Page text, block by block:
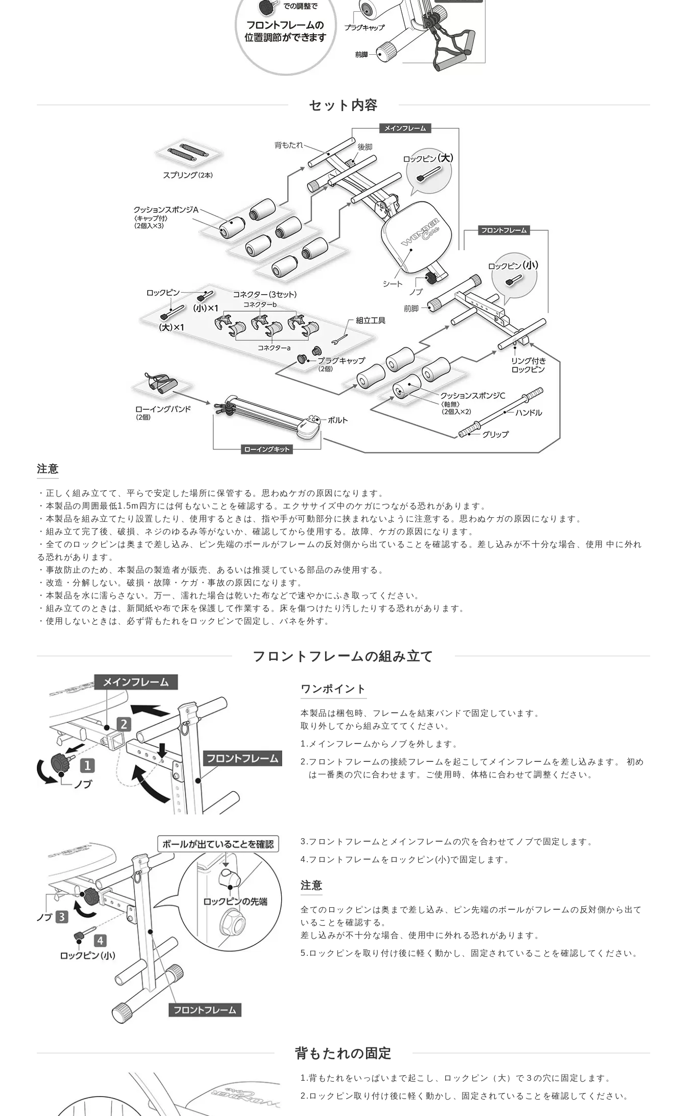
セット内容
注意
・正しく組み立てて、平らで安定した場所に保管する。思わぬケガの原因になります。
・本製品の周囲最低1.5m四方には何もないことを確認する。エクササイズ中のケガにつながる恐れがあります。
・本製品を組み立てたり設置したり、使用するときは、指や手が可動部分に挟まれないように注意する。思わぬケガの原因になります。
・組み立て完了後、破損、ネジのゆるみ等がないか、確認してから使用する。故障、ケガの原因になります。
・全てのロックピンは奥まで差し込み、ピン先端のボールがフレームの反対側から出ていることを確認する。差し込みが不十分な場合、使用 中に外れ
る恐れがあります。
・事故防止のため、本製品の製造者が販売、あるいは推奨している部品のみ使用する。
・改造・分解しない。破損・故障・ケガ・事故の原因になります。
・本製品を水に濡らさない。万一、濡れた場合は乾いた布などで速やかにふき取ってください。
・組み立てのときは、新聞紙や布で床を保護して作業する。床を傷つけたり汚したりする恐れがあります。
・使用しないときは、必ず背もたれをロックピンで固定し、バネを外す。
フロントフレームの組み立て
ワンポイント
本製品は梱包時、フレームを結束バンドで固定しています。
取り外してから組み立ててください。
1.メインフレームからノブを外します。
2.フロントフレームの接続フレームを起こしてメインフレームを差し込みます。 初め
は一番奥の穴に合わせます。ご使用時、体格に合わせて調整ください。
3.フロントフレームとメインフレームの穴を合わせてノブで固定します。
4.フロントフレームをロックピン(小)で固定します。
注意
全てのロックピンは奥まで差し込み、ピン先端のボールがフレームの反対側から出て
いることを確認する。
差し込みが不十分な場合、使用中に外れる恐れがあります。
5.ロックピンを取り付け後に軽く動かし、固定されていることを確認してください。
背もたれの固定
1.背もたれをいっぱいまで起こし、ロックピン（大）で３の穴に固定します。
2.ロックピン取り付け後に軽く動かし、固定されていることを確認してください。